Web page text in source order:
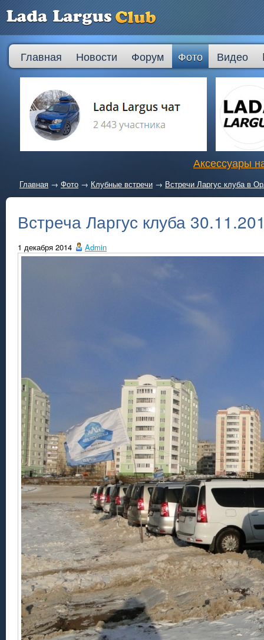
Главная Новости Форум Фото Видео
Аксессуары
Главная → Фото → Клубные встречи → Встречи Ларгус клуба в
Встреча Ларгус клуба
1 декабря 2014 Admin